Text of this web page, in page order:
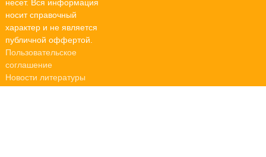
несет. Вся информация
носит справочный
характер и не является
публичной оффертой.
Пользовательское
соглашение
Новости литературы